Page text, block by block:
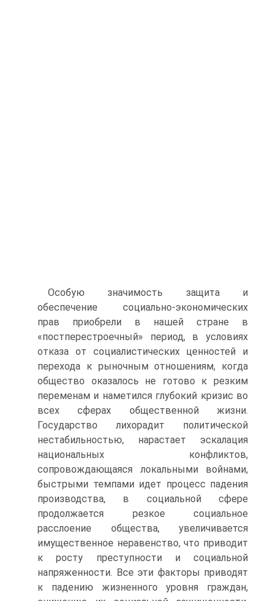
Особую значимость защита и
обеспечение социально-экономических
прав приобрели в нашей стране в
«постперестроечный» период, в условиях
отказа от социалистических ценностей и
перехода к рыночным отношениям, когда
общество оказалось не готово к резким
переменам и наметился глубокий кризис во
всех сферах общественной жизни.
Государство лихорадит политической
нестабильностью, нарастает эскалация
национальных конфликтов,
сопровождающаяся локальными войнами,
быстрыми темпами идет процесс падения
производства, в социальной сфере
продолжается резкое социальное
расслоение общества, увеличивается
имущественное неравенство, что приводит
к росту преступности и социальной
напряженности. Все эти факторы приводят
к падению жизненного уровня граждан,